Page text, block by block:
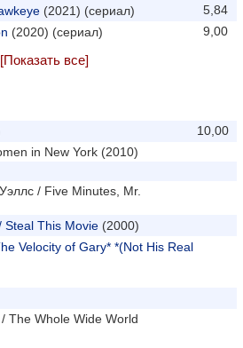
5,84
(2021) (сериал)
9,00
(2020) (сериал)
[Показать все]
10,00
in New York (2010)
/ Five Minutes, Mr.
Steal This Movie (2000)
Velocity of Gary* *(Not His Real
The Whole Wide World